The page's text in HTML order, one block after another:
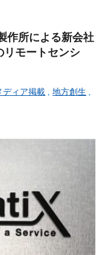
作所による新会社
リモートセンシ
ディア掲載 ,地方創生